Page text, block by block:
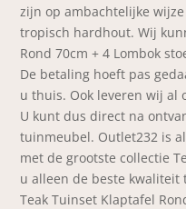
zijn op ambachtelijke
tropisch hardhout. Wij
Rond 70cm + 4 Lombok
De betaling hoeft pas
u thuis. Ook leveren wij al
U kunt dus direct na
tuinmeubel. Outlet232 is
met de grootste collectie
u alleen de beste kwaliteit
Teak Tuinset Klaptafel